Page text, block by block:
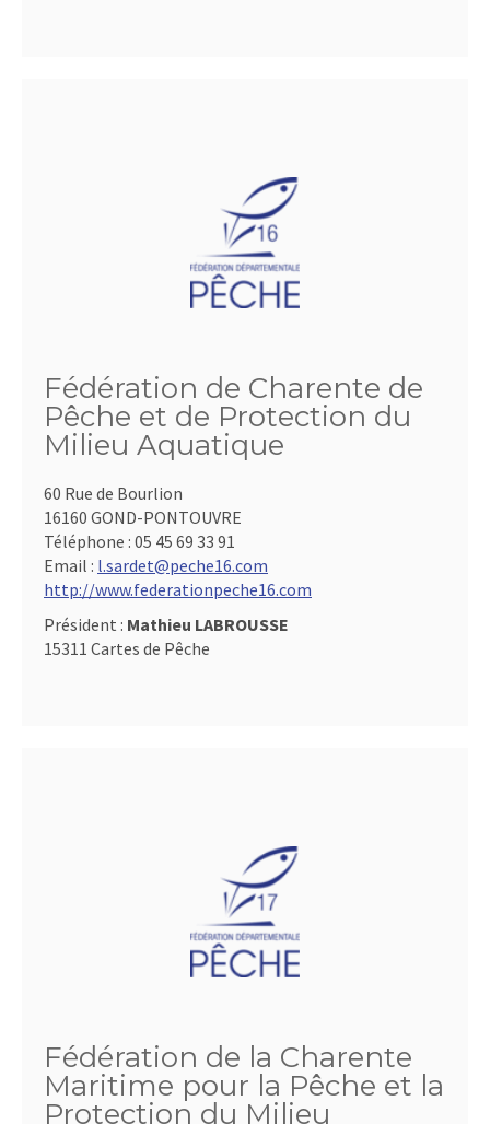
Fédération de Charente de
Pêche et de Protection du
Milieu Aquatique
60 Rue de Bourlion
16160 GOND-PONTOUVRE
Téléphone : 05 45 69 33 91
Email : l.sardet@peche16.com
http://www.federationpeche16.com
Président : Mathieu LABROUSSE
15311 Cartes de Pêche
Fédération de la Charente
Maritime pour la Pêche et la
Protection du Milieu